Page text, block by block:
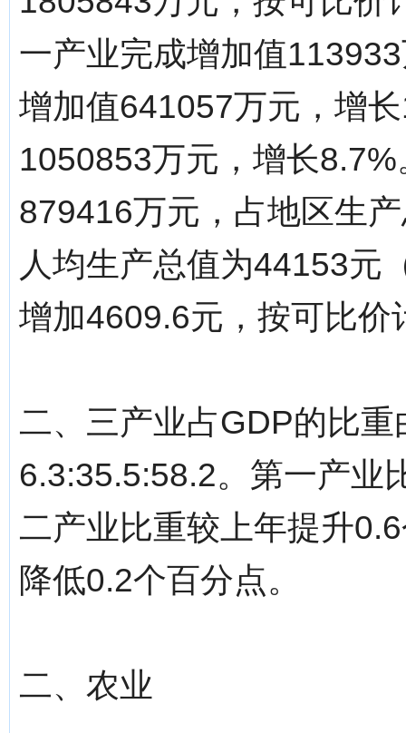
一产业完成增加值
增加值641057万元，增
1050853万元，增长
879416万元，占地区生
人均生产总值为44153元
增加4609.6元，按可比价
二、三产业占GDP的比
6.3:35.5:58.2。第一产业
二产业比重较上年提升
降低0.2个百分点。
二、农业